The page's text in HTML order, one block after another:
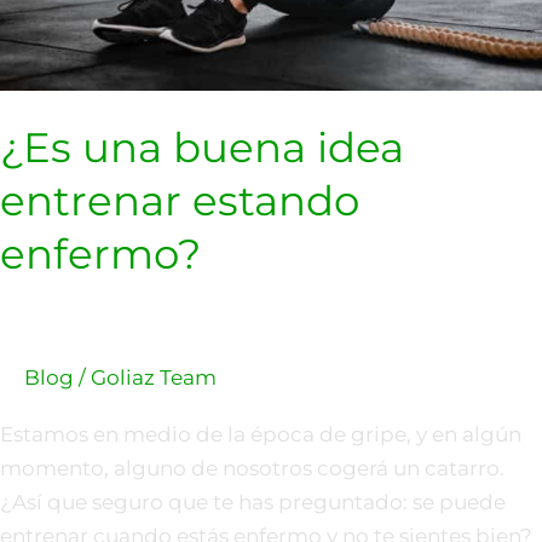
¿Es una buena idea
entrenar estando
enfermo?
Blog / Goliaz Team
Estamos en medio de la época de gripe, y en algún
momento, alguno de nosotros cogerá un catarro.
¿Así que seguro que te has preguntado: se puede
entrenar cuando estás enfermo y no te sientes bien?